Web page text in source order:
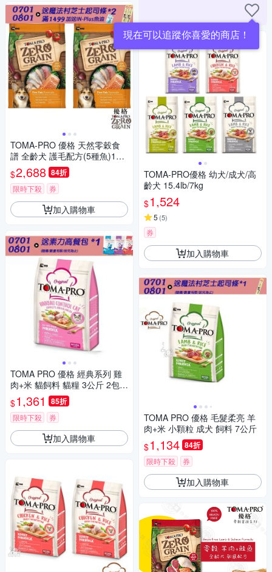
TOMA-PRO 優格 天然零穀食
譜 全齡犬 護毛配方(5種魚)15
磅X2包
$2,688 84折
限時下殺 券
加入購物車
TOMA PRO 優格 經典系列 雞
肉+米 貓飼料 貓糧 3公斤 2包
成功貓 室內貓 高齡貓
$1,361 85折
限時下殺 券
加入購物車
現在可以追蹤你喜愛的商店！
TOMA-PRO優格 幼犬/成犬/高
齡犬 15.4lb/7kg
$1,524
5 (5)
券
加入購物車
TOMA PRO 優格 毛髮柔亮 羊
肉+米 小顆粒 成犬 飼料 7公斤
$1,134 84折
限時下殺 券
加入購物車